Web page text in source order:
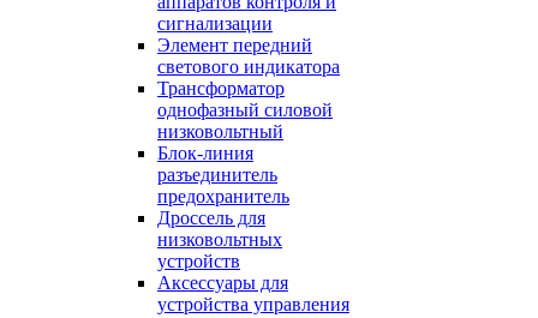
сигнализации
Элемент передний
светового индикатора
Трансформатор
однофазный силовой
низковольтный
Блок-линия
разъединитель
предохранитель
Дроссель для
низковольтных
устройств
Аксессуары для
устройства управления